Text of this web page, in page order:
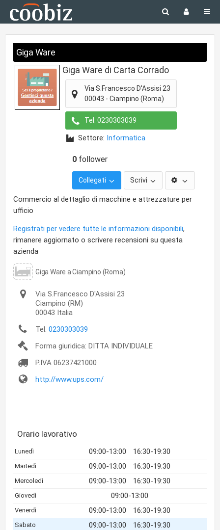
Giga Ware
Giga Ware di Carta Corrado
Via S.Francesco D'Assisi 23
00043 - Ciampino (Roma)
Tel. 0230303039
Settore: Informatica
0 follower
Collegati Scrivi
Commercio al dettaglio di macchine e attrezzature per
ufficio
Registrati per vedere tutte le informazioni disponibili,
rimanere aggiornato o scrivere recensioni su questa
azienda
Giga Ware a Ciampino (Roma)
Via S.Francesco D'Assisi 23
Ciampino (RM)
00043 Italia
Tel. 0230303039
Forma giuridica: DITTA INDIVIDUALE
P.IVA 06237421000
http://www.ups.com/
Orario lavorativo
Lunedì 09:00-13:00 16:30-19:30
Martedì 09:00-13:00 16:30-19:30
Mercoledì 09:00-13:00 16:30-19:30
Giovedì 09:00-13:00
Venerdì 09:00-13:00 16:30-19:30
Sabato 09:00-13:00 16:30-19:30